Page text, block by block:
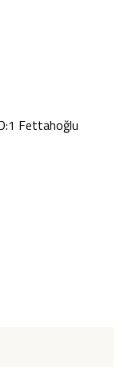
Fettahoğlu